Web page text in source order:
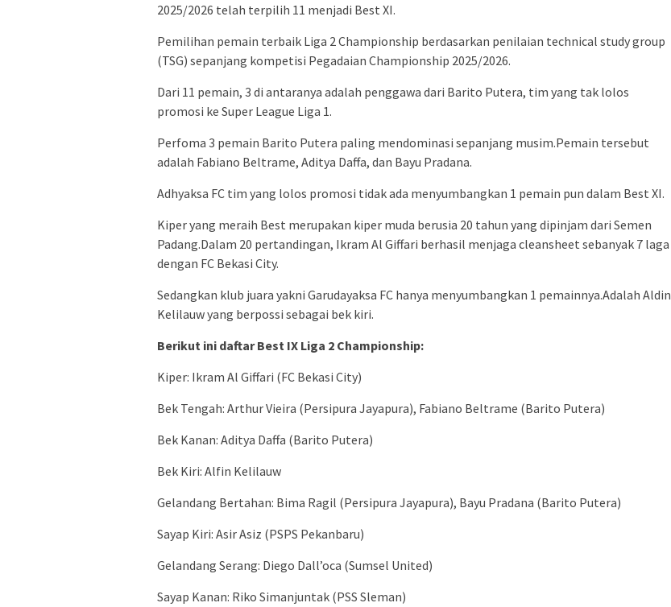
2025/2026 telah terpilih 11 menjadi Best XI.
Pemilihan pemain terbaik Liga 2 Championship berdasarkan penilaian technical study group
(TSG) sepanjang kompetisi Pegadaian Championship 2025/2026.
Dari 11 pemain, 3 di antaranya adalah penggawa dari Barito Putera, tim yang tak lolos
promosi ke Super League Liga 1.
Perfoma 3 pemain Barito Putera paling mendominasi sepanjang musim.Pemain tersebut
adalah Fabiano Beltrame, Aditya Daffa, dan Bayu Pradana.
Adhyaksa FC tim yang lolos promosi tidak ada menyumbangkan 1 pemain pun dalam Best XI.
Kiper yang meraih Best merupakan kiper muda berusia 20 tahun yang dipinjam dari Semen
Padang.Dalam 20 pertandingan, Ikram Al Giffari berhasil menjaga cleansheet sebanyak 7 laga
dengan FC Bekasi City.
Sedangkan klub juara yakni Garudayaksa FC hanya menyumbangkan 1 pemainnya.Adalah Aldin
Kelilauw yang berpossi sebagai bek kiri.
Berikut ini daftar Best IX Liga 2 Championship:
Kiper: Ikram Al Giffari (FC Bekasi City)
Bek Tengah: Arthur Vieira (Persipura Jayapura), Fabiano Beltrame (Barito Putera)
Bek Kanan: Aditya Daffa (Barito Putera)
Bek Kiri: Alfin Kelilauw
Gelandang Bertahan: Bima Ragil (Persipura Jayapura), Bayu Pradana (Barito Putera)
Sayap Kiri: Asir Asiz (PSPS Pekanbaru)
Gelandang Serang: Diego Dall’oca (Sumsel United)
Sayap Kanan: Riko Simanjuntak (PSS Sleman)